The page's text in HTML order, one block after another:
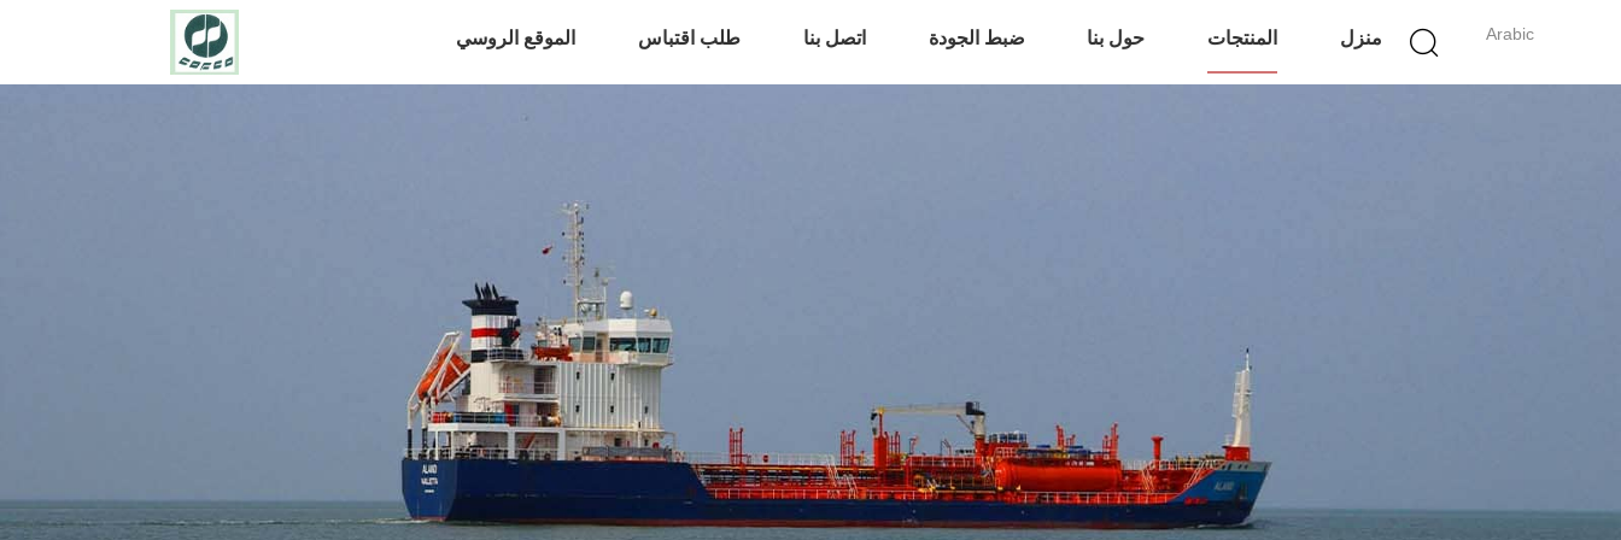
Arabic منزل المنتجات حول بنا ضبط الجودة اتصل بنا طلب اقتباس الموقع الروسي